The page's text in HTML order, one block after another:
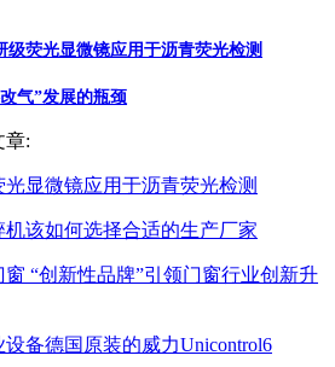
级荧光显微镜应用于沥青荧光检测
气”发展的瓶颈
章:
显微镜应用于沥青荧光检测
该如何选择合适的生产厂家
“创新性品牌”引领门窗行业创新升
备德国原装的威力Unicontrol6